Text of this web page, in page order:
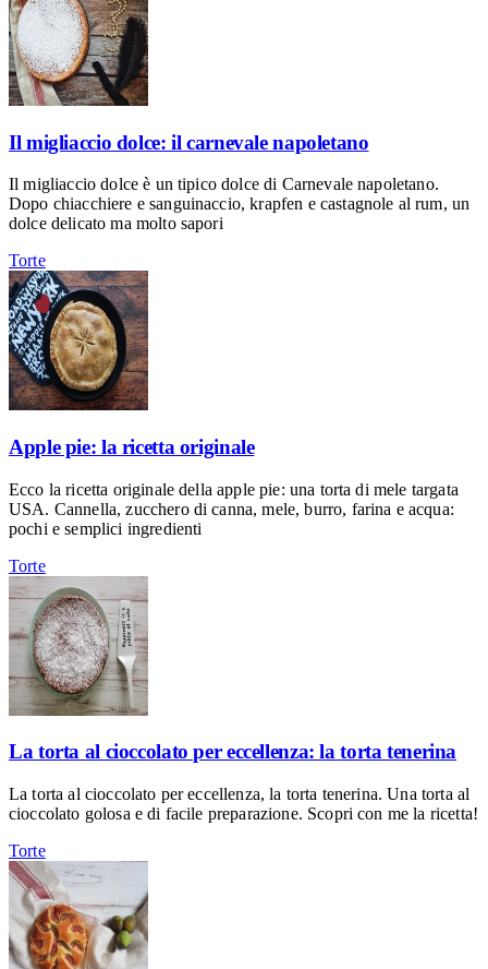
Il migliaccio dolce: il carnevale napoletano
Il migliaccio dolce è un tipico dolce di Carnevale napoletano.
Dopo chiacchiere e sanguinaccio, krapfen e castagnole al rum, un
dolce delicato ma molto sapori
Torte
Apple pie: la ricetta originale
Ecco la ricetta originale della apple pie: una torta di mele targata
USA. Cannella, zucchero di canna, mele, burro, farina e acqua:
pochi e semplici ingredienti
Torte
La torta al cioccolato per eccellenza: la torta tenerina
La torta al cioccolato per eccellenza, la torta tenerina. Una torta al
cioccolato golosa e di facile preparazione. Scopri con me la ricetta!
Torte